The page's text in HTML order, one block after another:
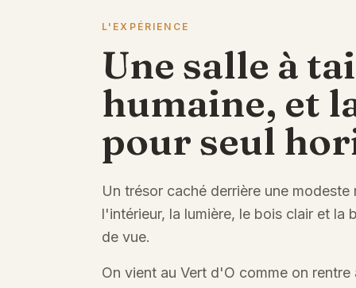
L'EXPÉRIENCE
Une salle à
humaine, et
pour seul
Un trésor caché derrière une
l'intérieur, la lumière, le bois clair et la
de vue.
On vient au Vert d'O comme on rentre